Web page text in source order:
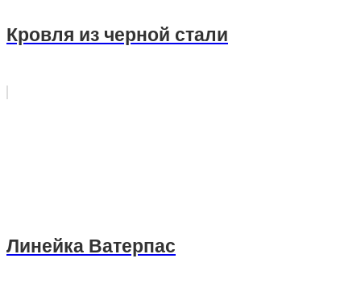
Кровля из черной стали
Линейка Ватерпас